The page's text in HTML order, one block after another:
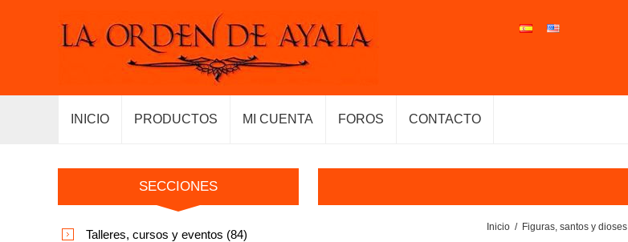
INICIO PRODUCTOS MI CUENTA FOROS CONTACTO
Inicio / Figuras, santos y dioses
SECCIONES
Talleres, cursos y eventos (84)